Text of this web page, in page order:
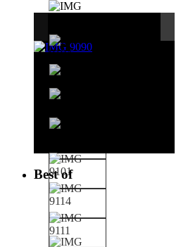
Best of